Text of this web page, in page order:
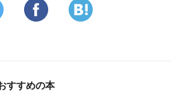
すすめの本